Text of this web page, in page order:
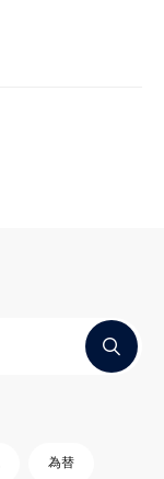
為替